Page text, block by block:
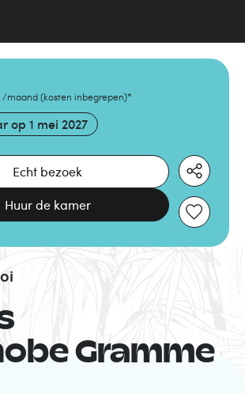
/maand (kosten inbegrepen)*
op 1 mei 2027
Echt bezoek
Huur de kamer
Gramme